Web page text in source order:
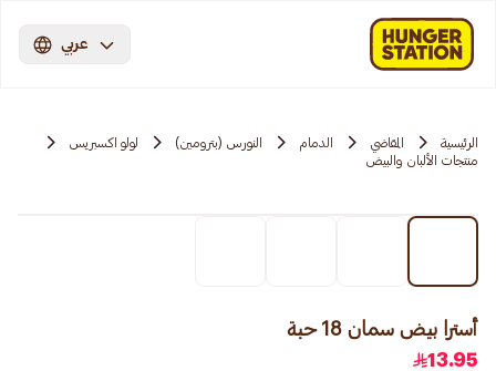
عربي
الرئيسية المقاضي الدمام النورس (بترومين)
لولو اكسبريس
منتجات الألبان والبيض
أسترا بيض سمان 18 حبة
13.95